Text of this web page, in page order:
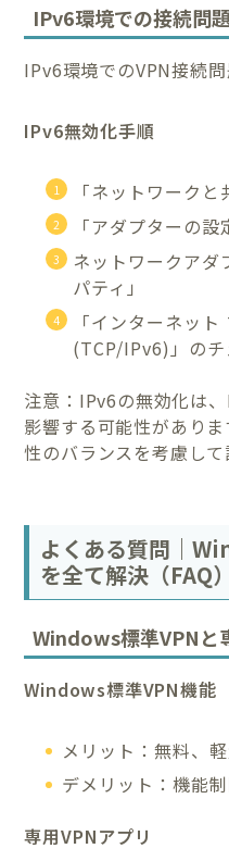
IPv6環境での接続問
IPv6環境でのVPN接続問
IPv6無効化手順
「ネットワーク
「アダプターの
ネットワークア
パティ」
「インターネッ
(TCP/IPv6)」の
注意：IPv6の無効化は
影響する可能性があり
性のバランスを考慮して
よくある質問｜
を全て解決（FAQ）
Windows標準VPNと
Windows標準VPN機能
メリット：無料、
デメリット：機能
専用VPNアプリ